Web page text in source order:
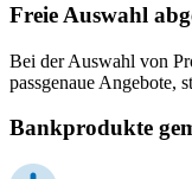
Freie Auswahl
Bei der Auswahl von
passgenaue Angebote,
Bankprodukte